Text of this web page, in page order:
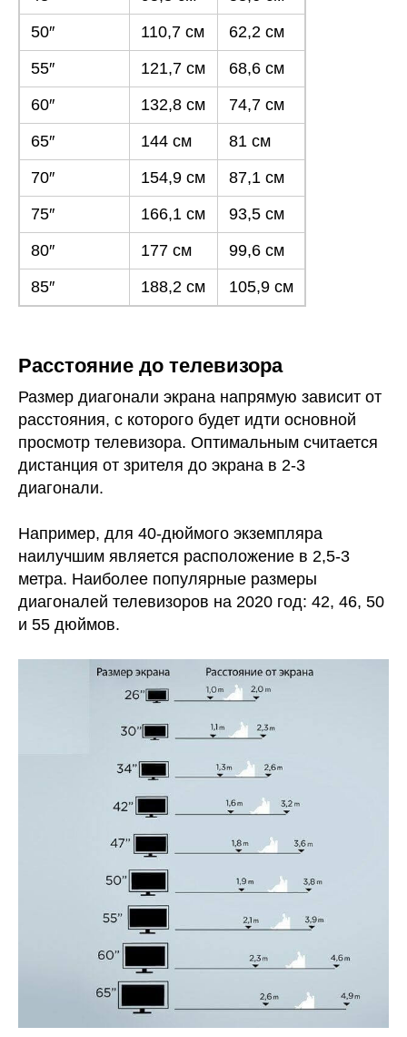
50″
110,7 см
62,2 см
55″
121,7 см
68,6 см
60″
132,8 см
74,7 см
65″
144 см
81 см
70″
154,9 см
87,1 см
75″
166,1 см
93,5 см
80″
177 см
99,6 см
85″
188,2 см 105,9 см
Расстояние до телевизора
Размер диагонали экрана напрямую зависит от
расстояния, с которого будет идти основной
просмотр телевизора. Оптимальным считается
дистанция от зрителя до экрана в 2-3
диагонали.
Например, для 40-дюймого экземпляра
наилучшим является расположение в 2,5-3
метра. Наиболее популярные размеры
диагоналей телевизоров на 2020 год: 42, 46, 50
и 55 дюймов.